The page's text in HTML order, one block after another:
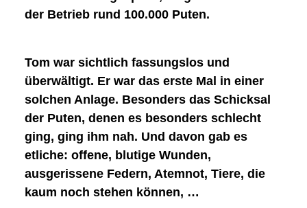
der Betrieb rund 100.000 Puten.
Tom war sichtlich fassungslos und
überwältigt. Er war das erste Mal in einer
solchen Anlage. Besonders das Schicksal
der Puten, denen es besonders schlecht
ging, ging ihm nah. Und davon gab es
etliche: offene, blutige Wunden,
ausgerissene Federn, Atemnot, Tiere, die
kaum noch stehen können, …